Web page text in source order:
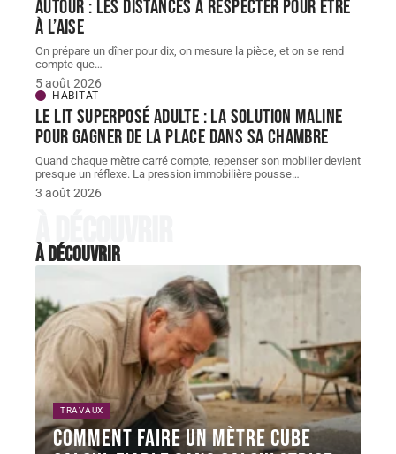
autour : les distances à respecter pour être
à l’aise
On prépare un dîner pour dix, on mesure la pièce, et on se rend
compte que…
5 août 2026
HABITAT
Le lit superposé adulte : la solution maline
pour gagner de la place dans sa chambre
Quand chaque mètre carré compte, repenser son mobilier devient
presque un réflexe. La pression immobilière pousse…
3 août 2026
À découvrir
À découvrir
TRAVAUX
Comment faire un mètre cube